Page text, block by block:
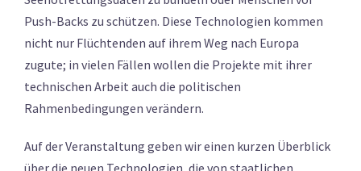
Push-Backs zu schützen. Diese Technologien kommen
nicht nur Flüchtenden auf ihrem Weg nach Europa
zugute; in vielen Fällen wollen die Projekte mit ihrer
technischen Arbeit auch die politischen
Rahmenbedingungen verändern.
Auf der Veranstaltung geben wir einen kurzen Überblick
über die neuen Technologien, die von staatlichen